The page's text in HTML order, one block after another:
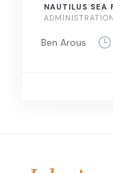
NAUTILUS SEA
Ben Arous